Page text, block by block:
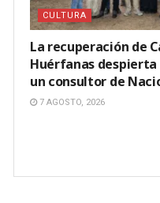
CULTURA
La recuperación de
Huérfanas
un consultor de
7 AGOSTO, 2026